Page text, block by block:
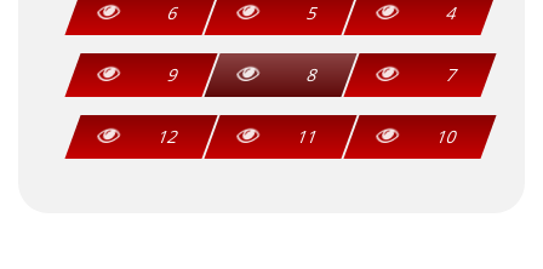
4
5
6
7
8
9
10
11
12